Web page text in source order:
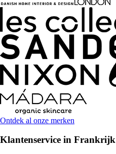
Ontdek al onze merken
Klantenservice in Frankrijk